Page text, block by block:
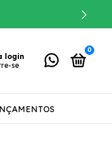
login
se
0